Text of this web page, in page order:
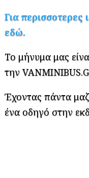
Για περισσοτερες
εδώ.
Το μήνυμα μας
την
Έχοντας πάντα
ένα οδηγό στην